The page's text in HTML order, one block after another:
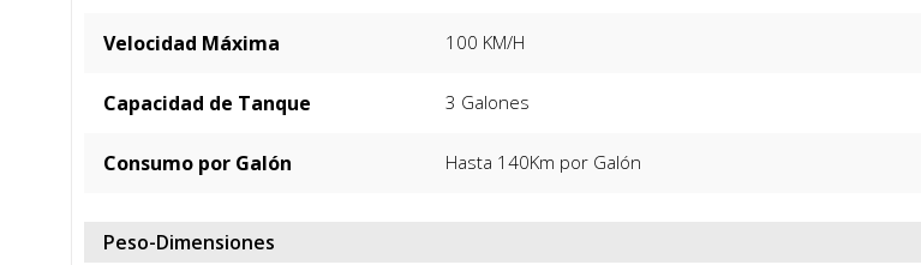
Velocidad Máxima 100 KM/H
Capacidad de Tanque 3 Galones
Consumo por Galón Hasta 140Km por Galón
Peso-Dimensiones